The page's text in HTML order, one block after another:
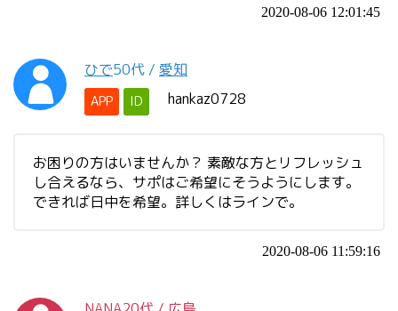
2020-08-06 12:01:45
ひで50代 / 愛知
APP ID hankaz0728
お困りの方はいませんか？ 素敵な方とリフレッシュ
し合えるなら、サポはご希望にそうようにします。
できれば日中を希望。詳しくはラインで。
2020-08-06 11:59:16